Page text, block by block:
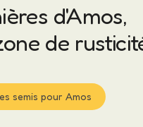
d'Amos,
de
semis pour Amos